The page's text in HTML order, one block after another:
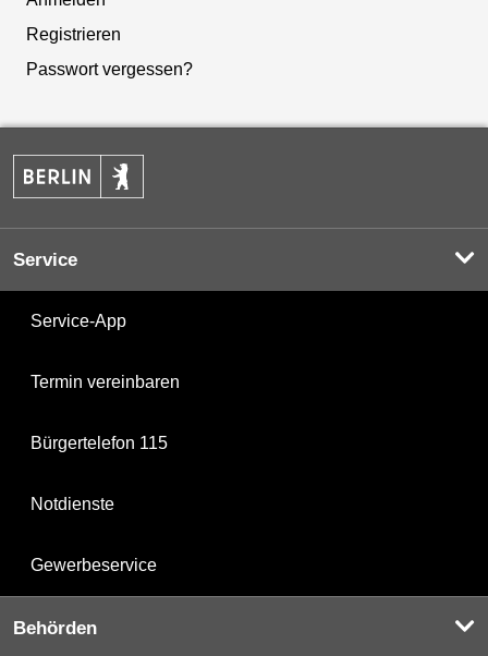
Registrieren
Passwort vergessen?
Service
Service-App
Termin vereinbaren
Bürgertelefon 115
Notdienste
Gewerbeservice
Behörden